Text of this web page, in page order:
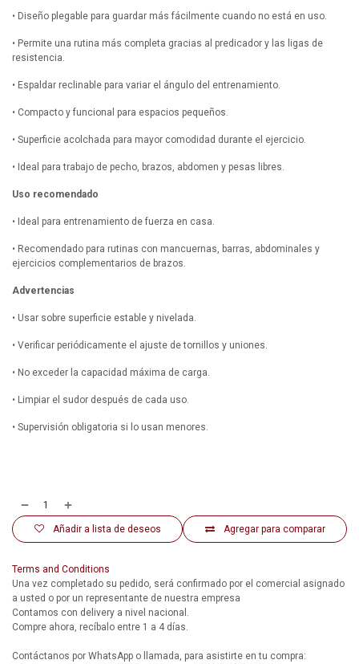
• Diseño plegable para guardar más fácilmente cuando no está en uso.
• Permite una rutina más completa gracias al predicador y las ligas de
resistencia.
• Espaldar reclinable para variar el ángulo del entrenamiento.
• Compacto y funcional para espacios pequeños.
• Superficie acolchada para mayor comodidad durante el ejercicio.
• Ideal para trabajo de pecho, brazos, abdomen y pesas libres.
Uso recomendado
• Ideal para entrenamiento de fuerza en casa.
• Recomendado para rutinas con mancuernas, barras, abdominales y
ejercicios complementarios de brazos.
Advertencias
• Usar sobre superficie estable y nivelada.
• Verificar periódicamente el ajuste de tornillos y uniones.
• No exceder la capacidad máxima de carga.
• Limpiar el sudor después de cada uso.
• Supervisión obligatoria si lo usan menores.
Agregar para comparar
Añadir a lista de deseos
Terms and Conditions
Una vez completado su pedido, será confirmado por el comercial asignado
a usted o por un representante de nuestra empresa
Contamos con delivery a nivel nacional.
Compre ahora, recíbalo entre 1 a 4 días.
Contáctanos por WhatsApp o llamada, para asistirte en tu compra: